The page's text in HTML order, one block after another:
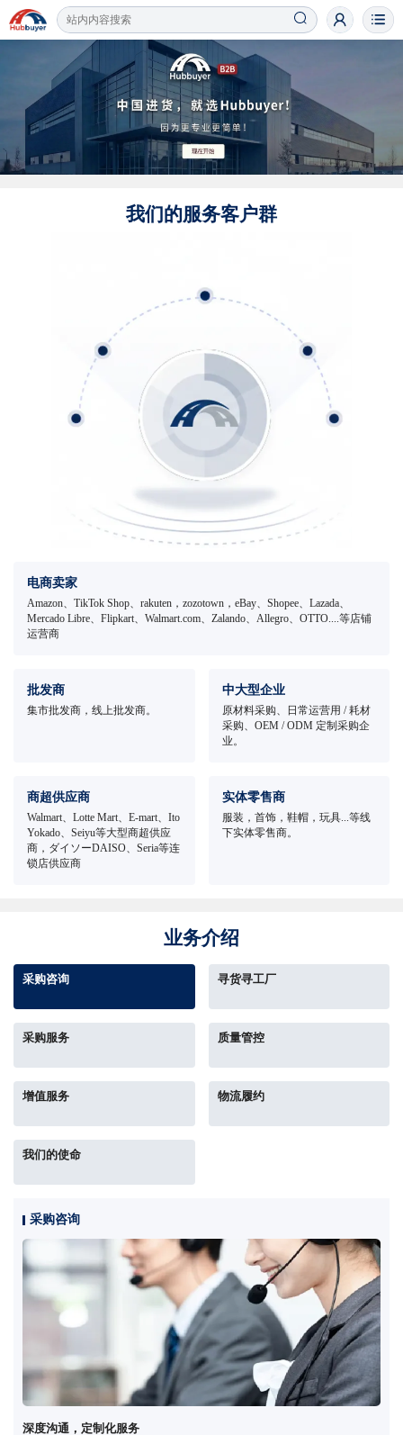
我们的服务客户群
电商卖家
Amazon、TikTok Shop、rakuten，zozotown，eBay、Shopee、Lazada、
Mercado Libre、Flipkart、Walmart.com、Zalando、Allegro、OTTO....等店铺
运营商
批发商
集市批发商，线上批发商。
中大型企业
原材料采购、日常运营用 / 耗材
采购、OEM / ODM 定制采购企
业。
商超供应商
Walmart、Lotte Mart、E-mart、Ito
Yokado、Seiyu等大型商超供应
商，ダイソーDAISO、Seria等连
锁店供应商
实体零售商
服装，首饰，鞋帽，玩具...等线
下实体零售商。
业务介绍
采购咨询 寻货寻工厂
采购服务 质量管控
增值服务 物流履约
我们的使命
采购咨询
深度沟通，定制化服务